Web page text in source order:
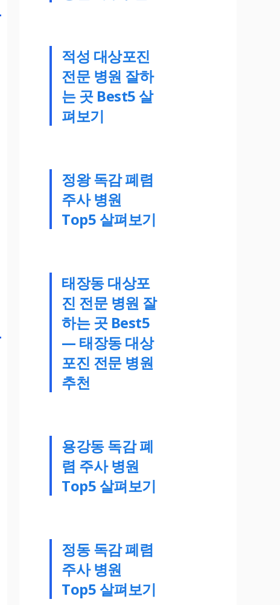
적성 대상포진
전문 병원 잘하
는 곳 Best5 살
펴보기
정왕 독감 폐렴
주사 병원
Top5 살펴보기
태장동 대상포
진 전문 병원 잘
하는 곳 Best5
— 태장동 대상
포진 전문 병원
추천
용강동 독감 폐
렴 주사 병원
Top5 살펴보기
정동 독감 폐렴
주사 병원
Top5 살펴보기